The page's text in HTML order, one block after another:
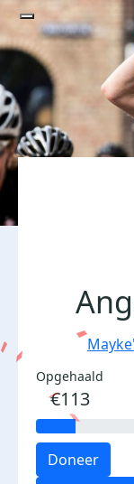
Opgehaald
€113
Doneer